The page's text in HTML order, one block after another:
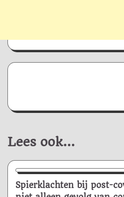
Lees ook...
Nieuws/Informatie
Spierklachten bij post-